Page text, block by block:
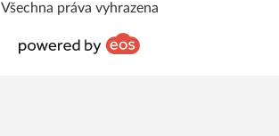
Všechna práva vyhrazena